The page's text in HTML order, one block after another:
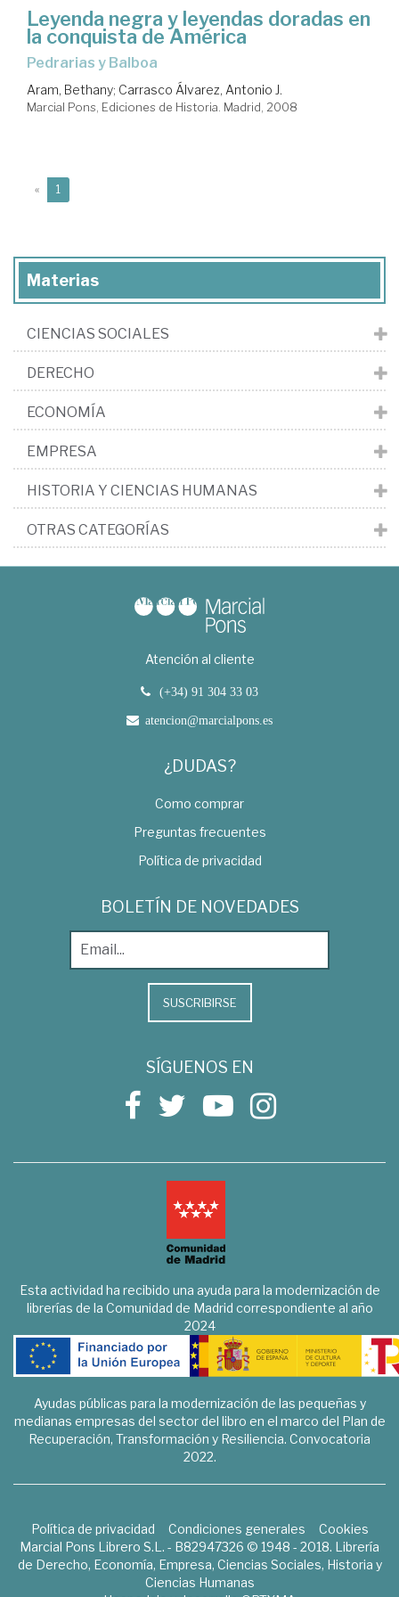
Leyenda negra y leyendas doradas en
la conquista de América
Pedrarias y Balboa
Aram, Bethany; Carrasco Álvarez, Antonio J.
Marcial Pons, Ediciones de Historia. Madrid, 2008
« 1
Materias
CIENCIAS SOCIALES
DERECHO
ECONOMÍA
EMPRESA
HISTORIA Y CIENCIAS HUMANAS
OTRAS CATEGORÍAS
Atención al cliente
(+34) 91 304 33 03
atencion@marcialpons.es
¿DUDAS?
Como comprar
Preguntas frecuentes
Política de privacidad
BOLETÍN DE NOVEDADES
SUSCRIBIRSE
SÍGUENOS EN
Esta actividad ha recibido una ayuda para la modernización de
librerías de la Comunidad de Madrid correspondiente al año
2024
Ayudas públicas para la modernización de las pequeñas y
medianas empresas del sector del libro en el marco del Plan de
Recuperación, Transformación y Resiliencia. Convocatoria
2022.
Política de privacidad Condiciones generales
Cookies
Marcial Pons Librero S.L. - B82947326 © 1948 - 2018. Librería
de Derecho, Economía, Empresa, Ciencias Sociales, Historia y
Ciencias Humanas